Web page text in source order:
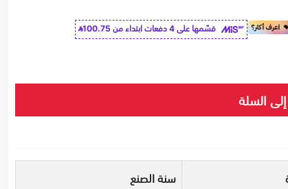
قسّمها على 4 دفعات ابتداء من
100.75
السلة
سنة الصنع